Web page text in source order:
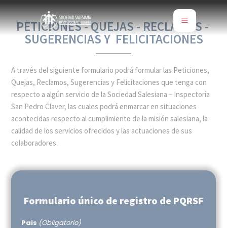
PETICIONES - QUEJAS - RECLAMOS -
SUGERENCIAS Y FELICITACIONES
A través del siguiente formulario podrá formular las Peticiones,
Quejas, Reclamos, Sugerencias y Felicitaciones que tenga con
respecto a algún servicio de la Sociedad Salesiana – Inspectoría
San Pedro Claver, las cuales podrá enmarcar en situaciones
acontecidas respecto al cumplimiento de la misión salesiana, la
calidad de los servicios ofrecidos y las actuaciones de sus
colaboradores.
Formulario único de registro de PQRSF
Pais (Obligatorio)